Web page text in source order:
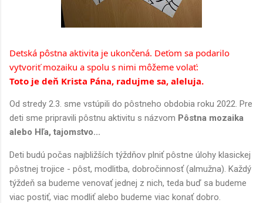
Detská pôstna aktivita je ukončená. Deťom sa podarilo
vytvoriť mozaiku a spolu s nimi môžeme volať:
Toto je deň Krista Pána, radujme sa, aleluja.
Od stredy 2.3. sme vstúpili do pôstneho obdobia roku 2022. Pre
deti sme pripravili pôstnu aktivitu s názvom Pôstna mozaika
alebo Hľa, tajomstvo...
Deti budú počas najbližších týždňov plniť pôstne úlohy klasickej
pôstnej trojice - pôst, modlitba, dobročinnosť (almužna). Každý
týždeň sa budeme venovať jednej z nich, teda buď sa budeme
viac postiť, viac modliť alebo budeme viac konať dobro.